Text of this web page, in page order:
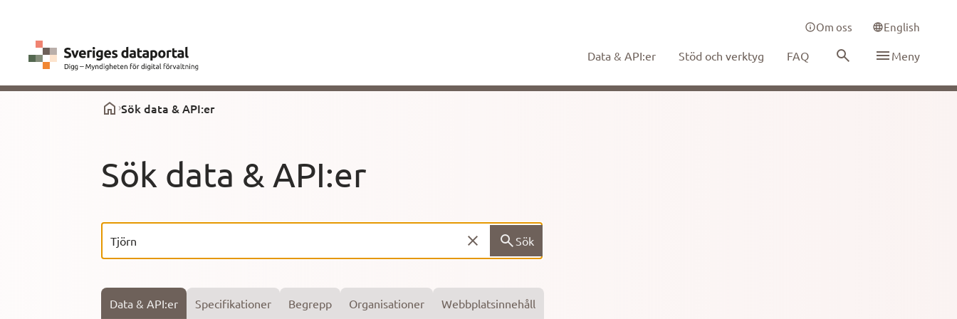
Om oss English
Data & API:er Stöd och verktyg FAQ Meny
Sök data & API:er
Sök data & API:er
Sök
Data & API:er Specifikationer Begrepp Organisationer Webbplatsinnehåll